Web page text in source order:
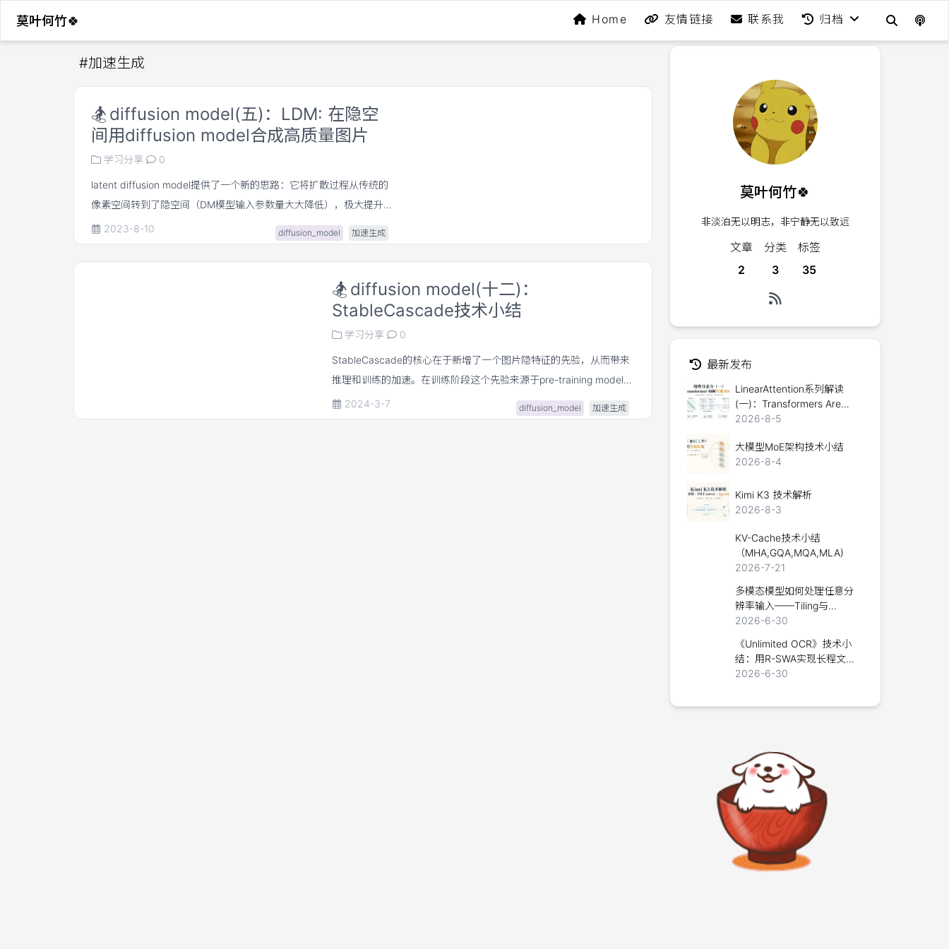
莫叶何竹🍀 Home 友情链接 联系我 归档
#加速生成
🏂 diffusion model(五)：LDM: 在隐空
间用diffusion model合成高质量图片
学习分享 0
latent diffusion model提供了一个新的思路：它将扩散过程从传统的
像素空间转到了隐空间（DM模型输入参数量大大降低），极大提升了
DM的训练效率和推理效率，使得DM模型得以在单张消费级显卡应
用，降低了AI图片生成的上手成本。目前火出圈的Dalle2, Stable
Diffusion都用到了LDM技术。
2023-8-10 diffusion_model 加速生成
🏂 diffusion model(十二)：
StableCascade技术小结
学习分享 0
StableCascade的核心在于新增了一个图片隐特征的先验，从而带来
推理和训练的加速。在训练阶段这个先验来源于pre-training model。
在推理阶段这个先验来源于stageC对这个先验信息的估计。
2024-3-7 diffusion_model 加速生成
莫叶何竹🍀
非淡泊无以明志，非宁静无以致远
文章
2
分类
3
标签
35
最新发布
LinearAttention系列解读
(一)：Transformers Are
RNNs
2026-8-5
大模型MoE架构技术小结
2026-8-4
Kimi K3 技术解析
2026-8-3
KV-Cache技术小结
（MHA,GQA,MQA,MLA)
2026-7-21
多模态模型如何处理任意分
辨率输入——Tiling与
Packing技术详解
2026-6-30
《Unlimited OCR》技术小
结：用R-SWA实现长程文档
解析
2026-6-30